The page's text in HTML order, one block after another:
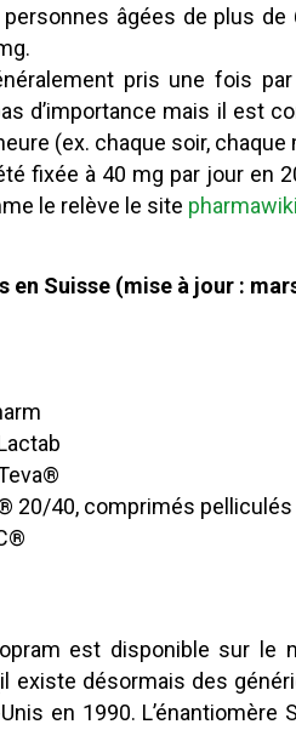
âgées de plus
pris une fois
d’importance mais il est
(ex. chaque soir, chaque
fixée à 40 mg par jour en
le relève le site
en Suisse (mise à jour :
20/40, comprimés pelliculés
est disponible sur le
existe désormais des
en 1990. L’énantiomère